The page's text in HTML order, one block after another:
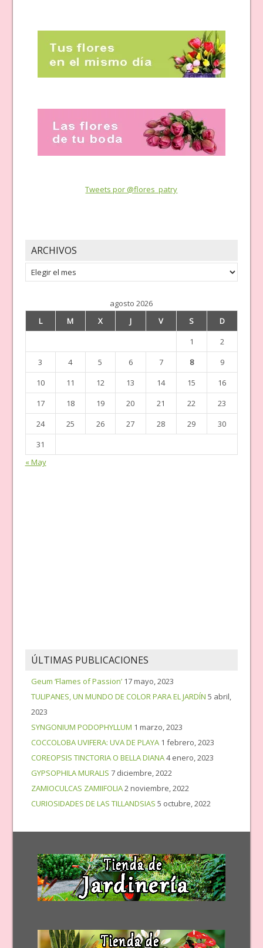
Tweets por @flores_patry
ARCHIVOS
Archivos
agosto 2026
L
M X J V S
D
1
2
3
4 5 6 7 8
9
10
11 12 13 14 15
16
17
18 19 20 21 22
23
24
25 26 27 28 29
30
31
« May
ÚLTIMAS PUBLICACIONES
Geum ‘Flames of Passion’ 17 mayo, 2023
TULIPANES, UN MUNDO DE COLOR PARA EL JARDÍN 5 abril,
2023
SYNGONIUM PODOPHYLLUM 1 marzo, 2023
COCCOLOBA UVIFERA: UVA DE PLAYA 1 febrero, 2023
COREOPSIS TINCTORIA O BELLA DIANA4 enero, 2023
GYPSOPHILA MURALIS 7 diciembre, 2022
ZAMIOCULCAS ZAMIIFOLIA2 noviembre, 2022
CURIOSIDADES DE LAS TILLANDSIAS 5 octubre, 2022